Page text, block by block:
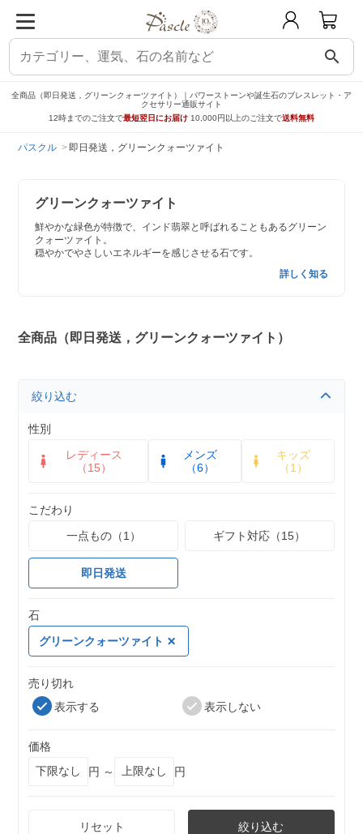
search
全商品（即日発送，グリーンクォーツァイト）｜パワーストーンや誕生石のブレスレット・ア
クセサリー通販サイト
12時までのご注文で最短翌日にお届け 10,000円以上のご注文で送料無料
パスクル 即日発送，グリーンクォーツァイト
グリーンクォーツァイト
鮮やかな緑色が特徴で、インド翡翠と呼ばれることもあるグリーン
クォーツァイト。
穏やかでやさしいエネルギーを感じさせる石です。
詳しく知る
全商品（即日発送，グリーンクォーツァイト）
絞り込む
性別
レディース
（15）
メンズ
（6）
キッズ
（1）
こだわり
一点もの（1）
ギフト対応（15）
即日発送
石
グリーンクォーツァイト
売り切れ
表示する
表示しない
価格
円 ～
円
リセット 絞り込む